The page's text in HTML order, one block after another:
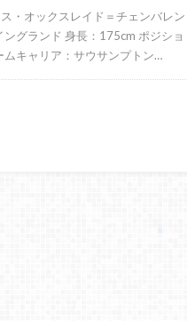
・オックスレイド＝チェンバレン
グランド 身長：175cm ポジショ
ムキャリア：サウサンプトン…